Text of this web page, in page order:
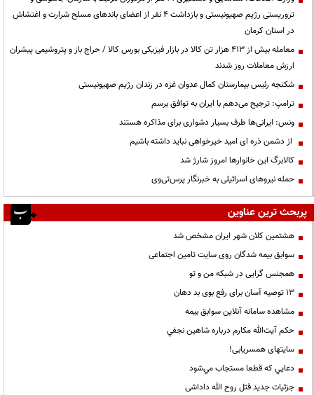
تروریستی رژیم صهیونیستی و بازداشت ۴ نفر از اعضای باندهای مسلح شرارت و اغتشاش
در استان کرمان
معامله بیش از ۴۱۳ هزار تن کالا در بازار فیزیکی بورس کالا / حراج باز و پتروشیمی پیشران
ارزش معاملات روز شدند
شکنجه رئیس بیمارستان کمال عدوان غزه در زندان رژیم صهیونیستی
ترامپ: ترجیح می‌دهم با ایران به توافق برسم
ونس: ایرانی‌ها طرف بسیار دشواری برای مذاکره هستند
از دشمن ذره ای امید خیرخواهی نباید داشته باشیم
کالابرگ این خانوارها امروز شارژ شد
حمله نیروهای اسرائیلی به خبرنگار پرس‌تی‌وی
پربحث ترین عناوین
هشتمین کلان شهر ایران مشخص شد
سوابق بیمه شدگان روی سایت تامین اجتماعی
همجنس گرایی در شبکه من و تو
13 توصیه آسان برای رفع بوی بد دهان
مشاهده سامانه آنلاين سوابق بیمه
حكم آيت‌الله مكارم درباره شاهين نجفي
سایتهای همسریابی!
دعايي كه قطعا مستجاب مي‌شود
جزئیات جدید قتل روح الله داداشی